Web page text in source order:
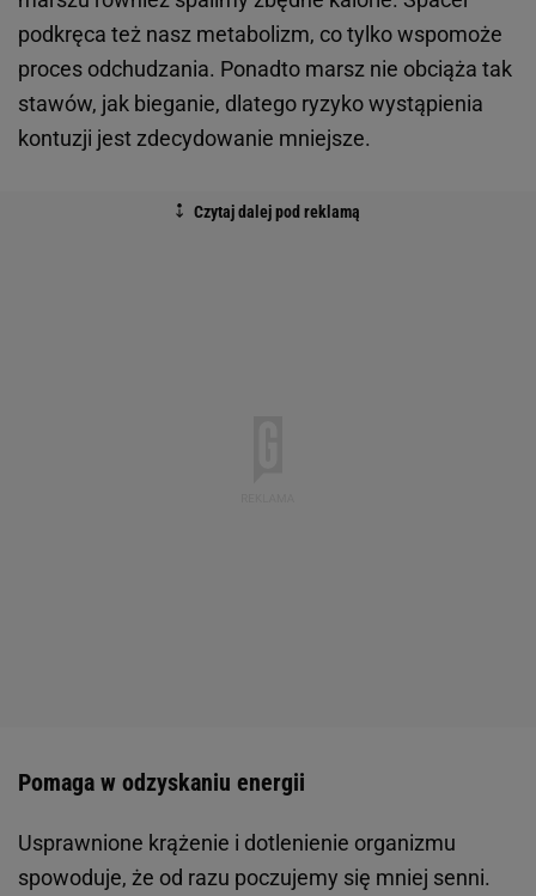
podkręca też nasz metabolizm, co tylko wspomoże
proces odchudzania. Ponadto marsz nie obciąża tak
stawów, jak bieganie, dlatego ryzyko wystąpienia
kontuzji jest zdecydowanie mniejsze.
Pomaga w odzyskaniu energii
Usprawnione krążenie i dotlenienie organizmu
spowoduje, że od razu poczujemy się mniej senni.